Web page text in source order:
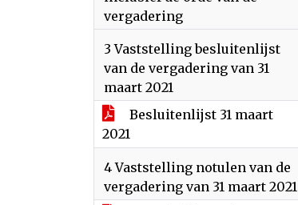
vergadering
3 Vaststelling besluitenlijst
van de vergadering van 31
maart 2021
Besluitenlijst 31 maart
2021
4 Vaststelling notulen van de
vergadering van 31 maart 2021